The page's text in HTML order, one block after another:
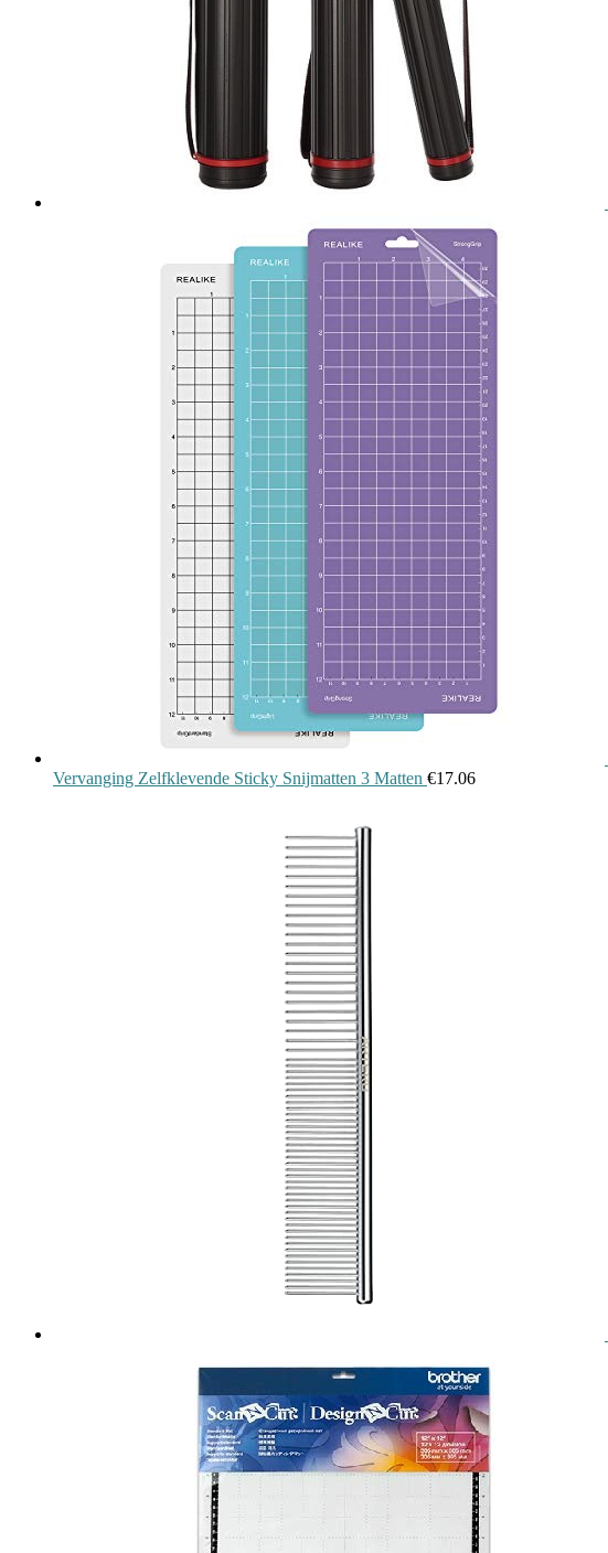
Vervanging Zelfklevende Sticky Snijmatten 3 Matten €17.06